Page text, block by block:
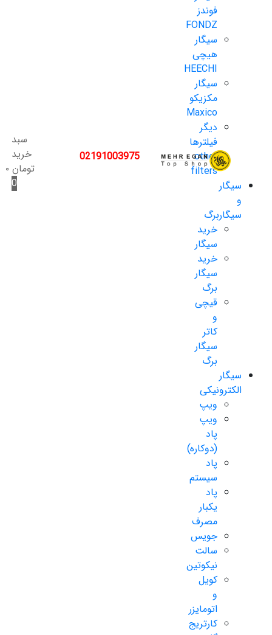
فوندز
FONDZ
سیگار
هیچی
HEECHI
سیگار
مکزیکو
Maxico
دیگر
فیلترها
other
filters
سیگار
و
سیگاربرگ
خرید
سیگار
خرید
سیگار
برگ
قیچی
و
کاتر
سیگار
برگ
سیگار
الکترونیکی
ویپ
ویپ
پاد
(دوکاره)
پاد
سیستم
پاد
یکبار
مصرف
جویس
سالت
نیکوتین
کویل
و
اتومایزر
کارتریج
02191003975
سبد
خرید
تومان۰
0